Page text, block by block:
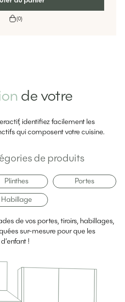
(0)
de votre
identifiez facilement les
qui composent votre cuisine.
de produits
Plinthes Portes
Habillage
de vos portes, tiroirs, habillages,
sur-mesure pour que les
!